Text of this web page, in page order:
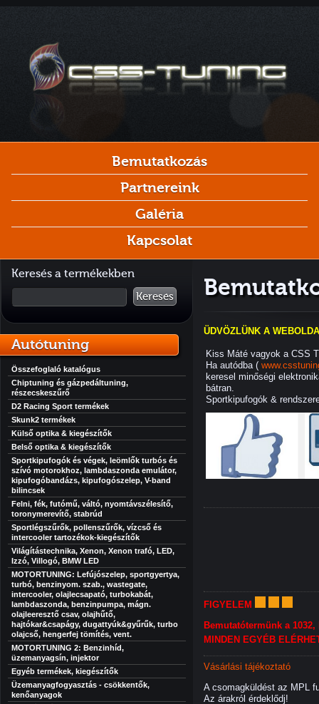
Bemutatkozás
Partnereink
Galéria
Kapcsolat
Keresés a termékekben
Keresés
Autótuning
Összefoglaló katalógus
Chiptuning és gázpedáltuning,
részecskeszűrő
D2 Racing Sport termékek
Skunk2 termékek
Külső optika & kiegészítők
Belső optika & kiegészítők
Sportkipufogók és végek, leömlők turbós és
szívó motorokhoz, lambdaszonda emulátor,
kipufogóbandázs, kipufogószelep, V-band
bilincsek
Felni, fék, futómű, váltó, nyomtávszélesítő,
toronymerevítő, stabrúd
Sportlégszűrők, pollenszűrők, vízcső és
intercooler tartozékok-kiegészítők
Világítástechnika, Xenon, Xenon trafó, LED,
Izzó, Villogó, BMW LED
MOTORTUNING: Lefújószelep, sportgyertya,
turbó, benzinyom. szab., wastegate,
intercooler, olajlecsapató, turbokabát,
lambdaszonda, benzinpumpa, mágn.
olajleeresztő csav, olajhűtő,
hajtókar&csapágy, dugattyúk&gyűrűk, turbo
olajcső, hengerfej tömítés, vent.
MOTORTUNING 2: Benzinhíd,
üzemanyagsín, injektor
Egyéb termékek, kiegészítők
Üzemanyagfogyasztás - csökkentők,
kenőanyagok
ÜDVÖZLÜNK A
Kiss Máté vagyok a CSS
Ha autódba (
keresel minőségi
bátran.
Sportkipufogók &
FIGYELEM
Bemutatótermünk a
MINDEN EGYÉB
Vásárlási tájékoztató
A csomagküldést az MPL
Az árakról érdeklődj!